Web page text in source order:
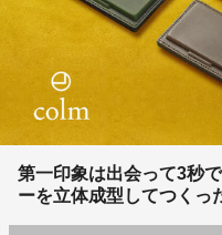
第一印象は出会って3秒
ーを立体成型してつくっ